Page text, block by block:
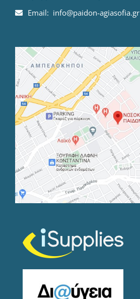
Email: info@paidon-agiasofia.gr